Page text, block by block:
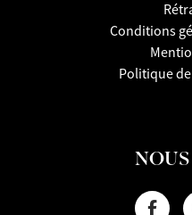
Conditions
Politique